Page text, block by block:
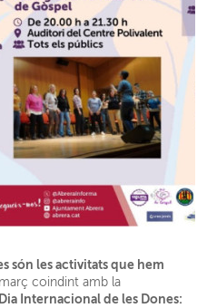
són les activitats que hem
coindint amb la
Internacional de les Dones: